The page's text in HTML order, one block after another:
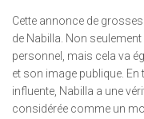
Cette annonce de
de Nabilla. Non
personnel, mais cela va
et son image publique.
influente, Nabilla a une
considérée comme un